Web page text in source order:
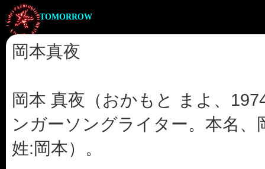
TOMORROW
岡本真夜
岡本 真夜（おかもと まよ、
ンガーソングライター。本名
姓:岡本）。